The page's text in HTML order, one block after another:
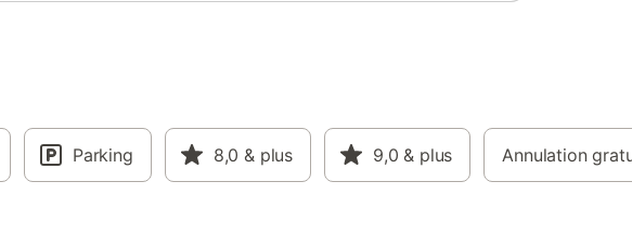
Parking 8,0 & plus 9,0 & plus Annulation